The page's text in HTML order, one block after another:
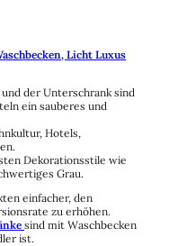
Licht Luxus
der Unterschrank sind
ein sauberes und
Hotels,
Dekorationsstile wie
Grau.
einfacher, den
zu erhöhen.
sind mit Waschbecken
ist.